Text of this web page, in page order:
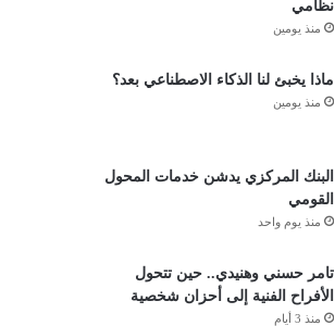
نظامي
منذ يومين
ماذا يخبئ لنا الذكاء الاصطناعي بعد؟
منذ يومين
البنك المركزي يدشن خدمات المحول
القومي
منذ يوم واحد
تامر حسني وهنيدي.. حين تتحول
الأفراح الفنية إلى أحزان شخصية
منذ 3 أيام